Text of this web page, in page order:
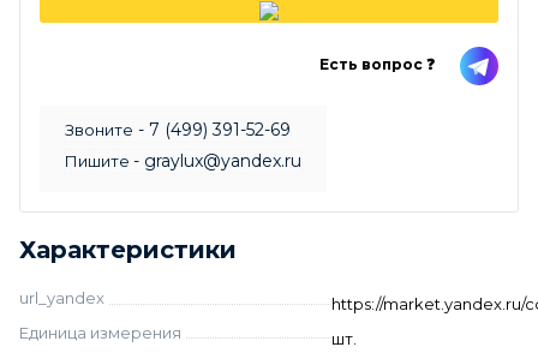
Есть вопрос ❓
Звоните - 7 (499) 391-52-69
Пишите - graylux@yandex.ru
Характеристики
url_yandex
https://market.yandex.ru/
Единица измерения
шт.